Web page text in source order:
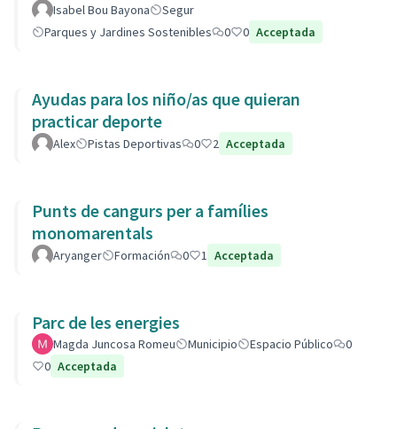
Isabel Bou Bayona
Segur
Parques y Jardines Sostenibles
0 0 Acceptada
Ayudas para los niño/as que quieran
practicar deporte
Alex Pistas Deportivas 0 2 Acceptada
Punts de cangurs per a famílies
monomarentals
Aryanger Formación 0 1 Acceptada
Parc de les energies
Magda Juncosa Romeu Municipio Espacio Público
0
0 Acceptada